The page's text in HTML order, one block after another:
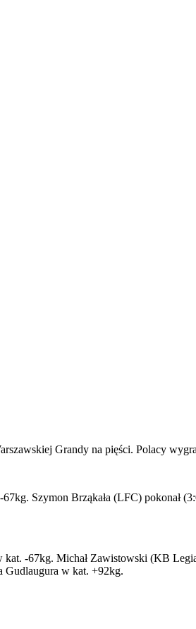
Grandy na pięści. Polacy
Szymon Brząkała (LFC) pokonał
-67kg. Michał Zawistowski (KB
Gudlaugura w kat. +92kg.